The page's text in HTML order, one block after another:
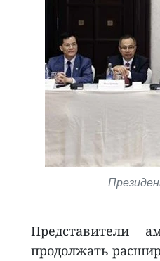
Представители
продолжать